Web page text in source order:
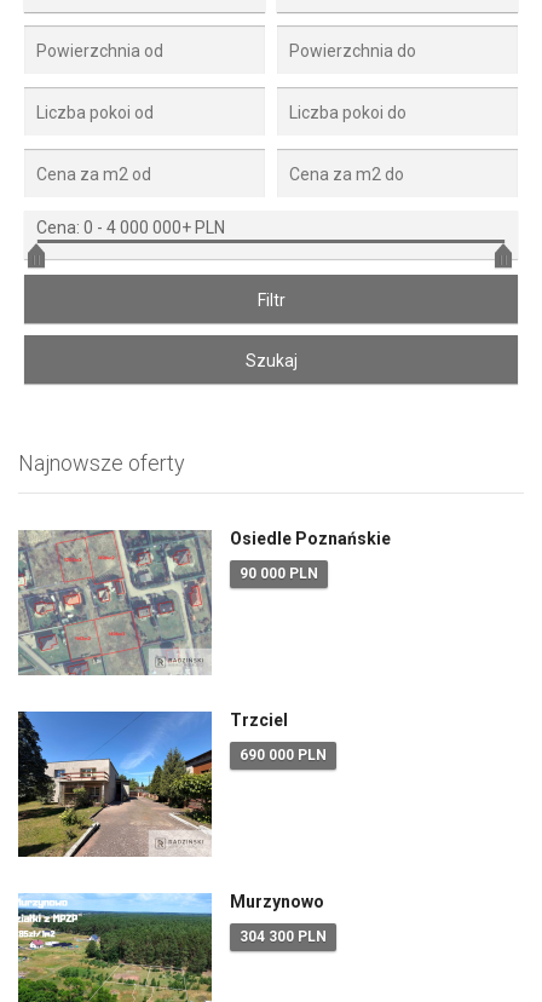
Cena: 0 - 4 000 000+ PLN
Najnowsze oferty
Osiedle Poznańskie
90 000 PLN
Trzciel
690 000 PLN
Murzynowo
304 300 PLN